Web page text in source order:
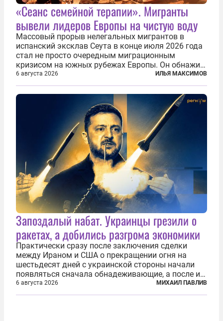
«Сеанс семейной терапии». Мигранты
вывели лидеров Европы на чистую воду
Массовый прорыв нелегальных мигрантов в
испанский эксклав Сеута в конце июля 2026 года
стал не просто очередным миграционным
кризисом на южных рубежах Европы. Он обнажил
фундаментальный раскол внутри Евросоюза,
продемонстрировав, что десятилетиями
выстраивавшаяся миграционная политика ЕС
6 августа 2026 ИЛЬЯ МАКСИМОВ
Запоздалый набат. Украинцы грезили о
ракетах, а добились разгрома экономики
Практически сразу после заключения сделки
между Ираном и США о прекращении огня на
шестьдесят дней с украинской стороны начали
появляться сначала обнадеживающие, а после и
вовсе бравурные заявления про некий «перелом»
в войне. Вероятно, в сознании первых лиц
6 августа 2026 МИХАИЛ ПАВЛИВ